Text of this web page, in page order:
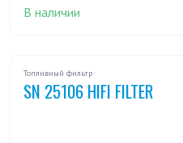
В наличии
Топливный фильтр
SN 25106 HIFI FILTER